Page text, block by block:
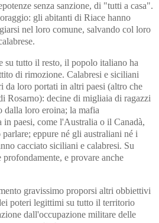
senza sanzione, di "tutti a casa".
gli abitanti di Riace hanno
nel loro comune, salvando col loro
tutto il resto, il popolo italiano ha
di rimozione. Calabresi e siciliani
da loro portati in altri paesi (altro che
Rosarno): decine di migliaia di ragazzi
dalla loro eroina; la mafia
in paesi, come l'Australia o il Canadà,
eppure né gli australiani né i
cacciato siciliani e calabresi. Su
e provare anche
gravissimo proporsi altri obbiettivi
poteri legittimi su tutto il territorio
dall'occupazione militare delle